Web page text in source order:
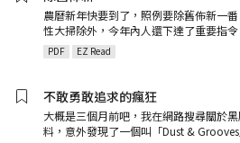
農曆新年快要到了，照例要除舊佈新一
性大掃除外，今年內人還下達了重要指
PDF EZ Read
不敢勇敢追求的瘋狂
大概是三個月前吧，我在網路搜尋關於
料，意外發現了一個叫「Dust &